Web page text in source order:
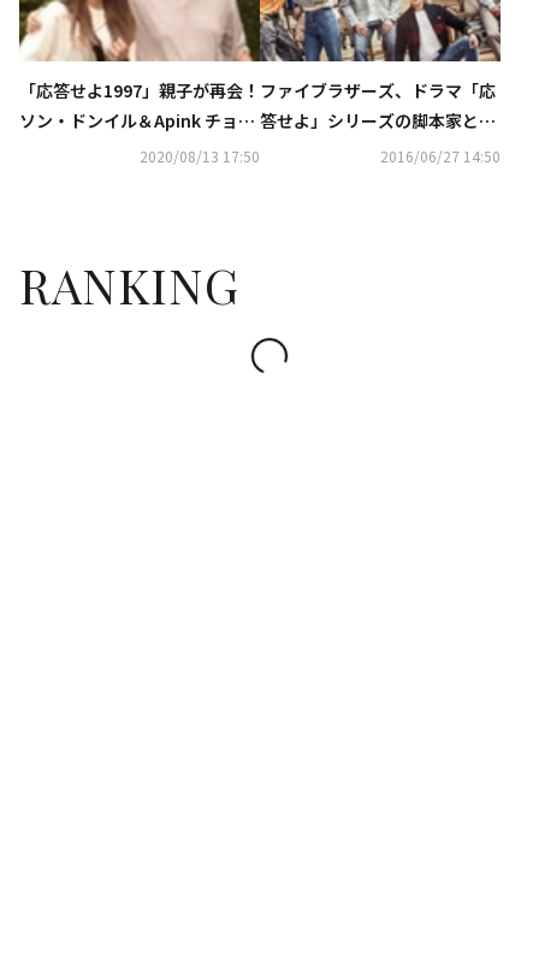
「応答せよ1997」親子が再会！
ソン・ドンイル＆Apink チョ
ン・ウンジ、本日放送の「車輪
2020/08/13 17:50
ファイブラザーズ、ドラマ「応
答せよ」シリーズの脚本家と契
約…制作会社としての基盤を固
2016/06/27 14:50
RANKING